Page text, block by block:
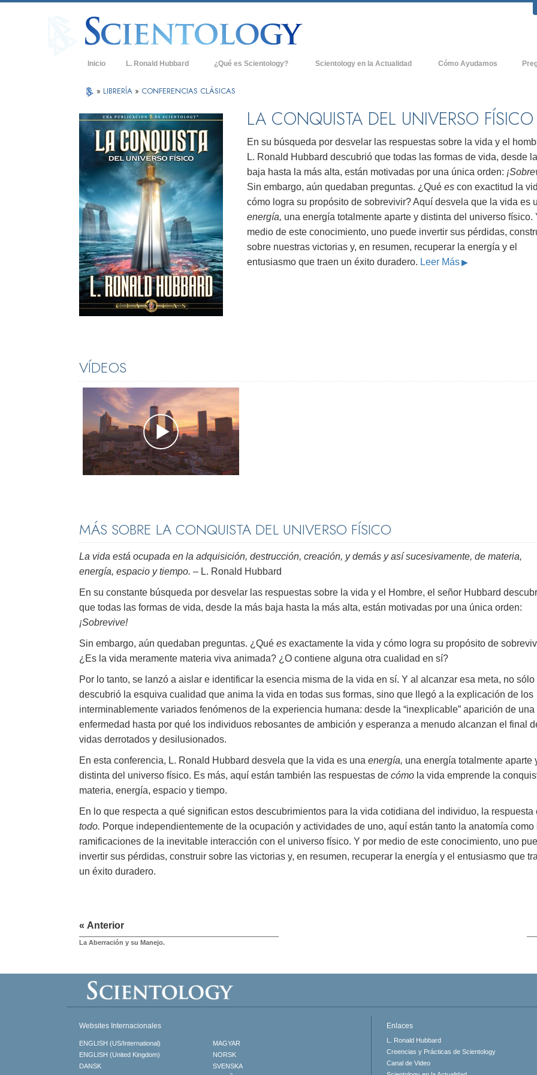
Inicio L. Ronald Hubbard ¿Qué es Scientology?
Creencias y Prácticas
Qué dicen los Scientologists acerca de
Conoce a un Scientologist
Dentro de una Iglesia
Los Principios Básicos de Scientology
Una Introducción a Dianética
Amor y Odio: ¿Qué es Grandeza?
Scientology en la Actualidad
Base en Tierra de Flag
Freewinds
Llevando Scientology al Mundo
David Miscavige - Líder Eclesiástico de
Scientology
Cómo Ayudamos
La
» LIBRERÍA » CONFERENCIAS CLÁSICAS
LA CONQUISTA DEL UNIVERSO FÍSICO
En su búsqueda por desvelar las respuestas sobre la vida y el
L. Ronald Hubbard descubrió que todas las formas de vida, desde
baja hasta la más alta, están motivadas por una única orden:
Sin embargo, aún quedaban preguntas. ¿Qué es con exactitud la
cómo logra su propósito de sobrevivir? Aquí desvela que la vida es
energía, una energía totalmente aparte y distinta del universo físico.
medio de este conocimiento, uno puede invertir sus pérdidas,
sobre nuestras victorias y, en resumen, recuperar la energía y el
entusiasmo que traen un éxito duradero. Leer Más
VÍDEOS
MÁS SOBRE LA CONQUISTA DEL UNIVERSO FÍSICO
La vida está ocupada en la adquisición, destrucción, creación, y demás y así sucesivamente, de materia,
energía, espacio y tiempo. – L. Ronald Hubbard
En su constante búsqueda por desvelar las respuestas sobre la vida y el Hombre, el señor Hubbard
que todas las formas de vida, desde la más baja hasta la más alta, están motivadas por una única orden:
¡Sobrevive!
Sin embargo, aún quedaban preguntas. ¿Qué es exactamente la vida y cómo logra su propósito de
¿Es la vida meramente materia viva animada? ¿O contiene alguna otra cualidad en sí?
Por lo tanto, se lanzó a aislar e identificar la esencia misma de la vida en sí. Y al alcanzar esa meta, no sólo
descubrió la esquiva cualidad que anima la vida en todas sus formas, sino que llegó a la explicación de los
interminablemente variados fenómenos de la experiencia humana: desde la “inexplicable” aparición de una
enfermedad hasta por qué los individuos rebosantes de ambición y esperanza a menudo alcanzan el final
vidas derrotados y desilusionados.
En esta conferencia, L. Ronald Hubbard desvela que la vida es una energía, una energía totalmente aparte
distinta del universo físico. Es más, aquí están también las respuestas de cómo la vida emprende la
materia, energía, espacio y tiempo.
En lo que respecta a qué significan estos descubrimientos para la vida cotidiana del individuo, la respuesta
todo. Porque independientemente de la ocupación y actividades de uno, aquí están tanto la anatomía como
ramificaciones de la inevitable interacción con el universo físico. Y por medio de este conocimiento, uno
invertir sus pérdidas, construir sobre las victorias y, en resumen, recuperar la energía y el entusiasmo que
un éxito duradero.
« Anterior
La Aberración y su Manejo.
Websites Internacionales
ENGLISH (US/International)
ENGLISH (United Kingdom)
DANSK
MAGYAR
NORSK
SVENSKA
Enlaces
L. Ronald Hubbard
Creencias y Prácticas de Scientology
Canal de Video